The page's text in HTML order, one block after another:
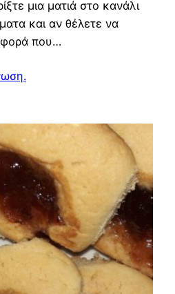
μια ματιά στο κανάλι
και αν θέλετε να
που…